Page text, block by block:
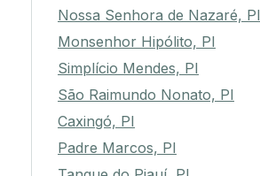
Nossa Senhora de Nazaré, PI
Monsenhor Hipólito, PI
Simplício Mendes, PI
São Raimundo Nonato, PI
Caxingó, PI
Padre Marcos, PI